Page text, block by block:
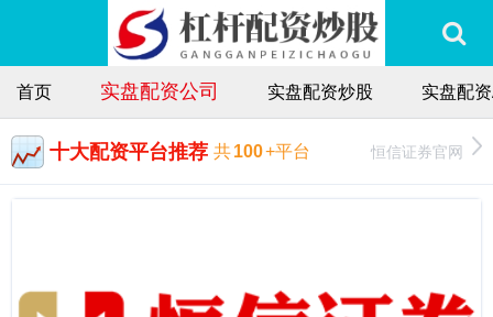
首页 实盘配资公司 实盘配资炒股 实盘配
十大配资平台推荐 共100+平台 恒信证券官网